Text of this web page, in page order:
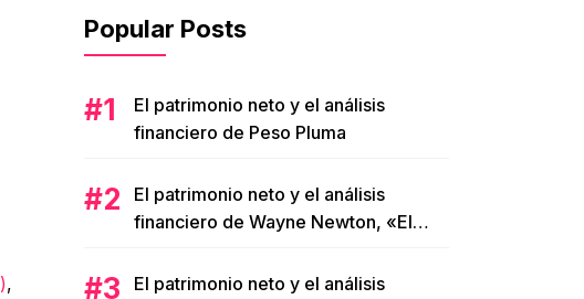
)
Popular Posts
El patrimonio neto y el análisis
financiero de Peso Pluma
El patrimonio neto y el análisis
financiero de Wayne Newton, «El
El patrimonio neto y el análisis